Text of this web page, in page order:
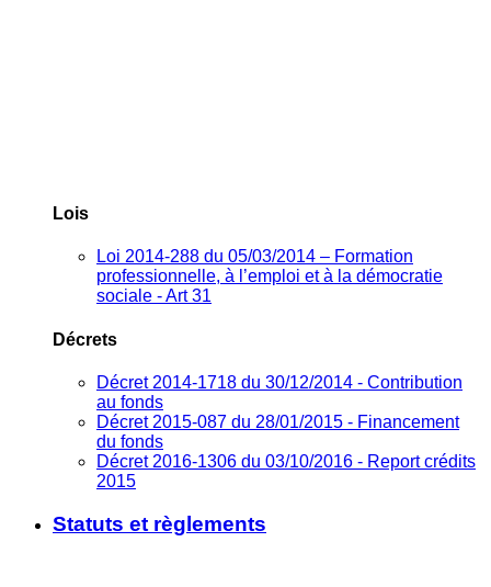
Lois
Loi 2014-288 du 05/03/2014 – Formation
professionnelle, à l’emploi et à la démocratie
sociale - Art 31
Décrets
Décret 2014-1718 du 30/12/2014 - Contribution
au fonds
Décret 2015-087 du 28/01/2015 - Financement
du fonds
Décret 2016-1306 du 03/10/2016 - Report crédits
2015
Statuts et règlements